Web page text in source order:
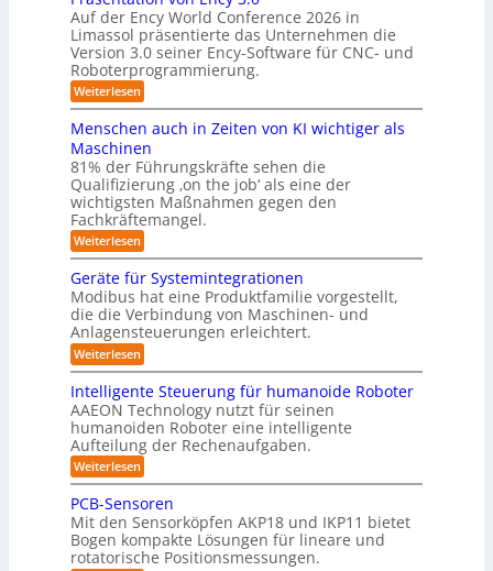
e
r
a
s
y
s
t
e
m
f
ü
r
R
o
b
o
t
i
u
n
d
L
o
g
i
s
ü
r
R
e
i
r
ä
u
m
e
b
i
s
I
S
O
-
K
l
a
s
s
z
e
e
r
g
l
e
i
c
h
v
o
n
m
i
l
i
t
ä
r
i
s
c
h
e
r
B
o
d
e
n
r
o
o
t
i
k
e
i
-
S
t
a
t
i
o
n
e
n
-
S
c
h
w
i
ß
c
o
b
o
t
Auf der Ency World Conference 2026 in
Limassol präsentierte das Unternehmen die
Version 3.0 seiner Ency-Software für CNC- und
Roboterprogrammierung.
Weiterlesen:
P
ä
s
e
n
t
a
t
i
o
n
v
o
n
E
n
c
y
3
.
0
Menschen auch in Zeiten von KI wichtiger als
Maschinen
81% der Führungskräfte sehen die
Qualifizierung ‚on the job‘ als eine der
wichtigsten Maßnahmen gegen den
Fachkräftemangel.
Weiterlesen:
M
n
s
c
h
e
n
a
u
c
h
i
n
Z
e
i
t
e
n
v
Geräte für Systemintegrationen
Modibus hat eine Produktfamilie vorgestellt,
die die Verbindung von Maschinen- und
Anlagensteuerungen erleichtert.
Weiterlesen:
G
e
r
ä
t
e
f
ü
S
y
s
t
Intelligente Steuerung für humanoide Roboter
AAEON Technology nutzt für seinen
humanoiden Roboter eine intelligente
Aufteilung der Rechenaufgaben.
Weiterlesen:
I
t
e
l
PCB-Sensoren
Mit den Sensorköpfen AKP18 und IKP11 bietet
Bogen kompakte Lösungen für lineare und
rotatorische Positionsmessungen.